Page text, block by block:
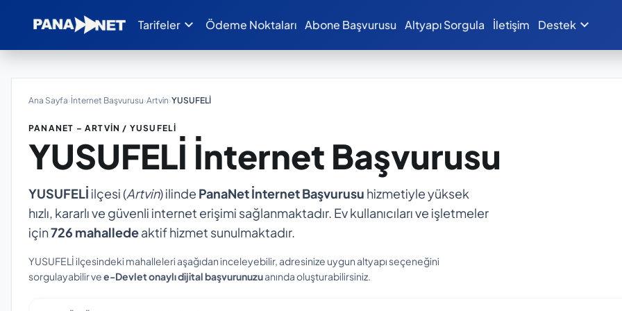
Tarifeler expand_more Ödeme Noktaları Abone Başvurusu Altyapı Sorgula İletişim Destek expand_more
Ana Sayfa›İnternet Başvurusu›Artvin›YUSUFELİ
PANANET – ARTVIN / YUSUFELİ
YUSUFELİ İnternet Başvurusu
YUSUFELİ ilçesi (Artvin) ilinde PanaNet İnternet Başvurusu hizmetiyle yüksek
hızlı, kararlı ve güvenli internet erişimi sağlanmaktadır. Ev kullanıcıları ve işletmeler
için726 mahalledeaktif hizmet sunulmaktadır.
YUSUFELİ ilçesindeki mahalleleri aşağıdan inceleyebilir, adresinize uygun altyapı seçeneğini
sorgulayabilir vee-Devlet onaylı dijital başvurunuzuanında oluşturabilirsiniz.